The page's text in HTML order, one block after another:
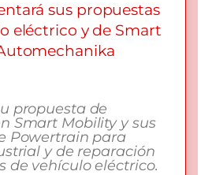
sus propuestas
eléctrico y de Smart
propuesta de
Smart Mobility y sus
Powertrain para
y de reparación
de vehículo eléctrico.